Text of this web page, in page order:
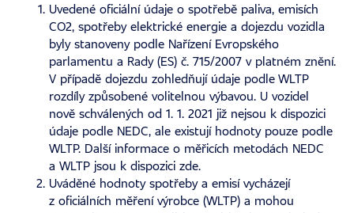
Uvedené oficiální údaje o spotřebě paliva, emisích
CO2, spotřeby elektrické energie a dojezdu vozidla
byly stanoveny podle Nařízení Evropského
parlamentu a Rady (ES) č. 715/2007 v platném znění.
V případě dojezdu zohledňují údaje podle WLTP
rozdíly způsobené volitelnou výbavou. U vozidel
nově schválených od 1. 1. 2021 již nejsou k dispozici
údaje podle NEDC, ale existují hodnoty pouze podle
WLTP. Další informace o měřicích metodách NEDC
a WLTP jsou k dispozicizde.
Uváděné hodnoty spotřeby a emisí vycházejí
z oficiálních měření výrobce (WLTP) a mohou